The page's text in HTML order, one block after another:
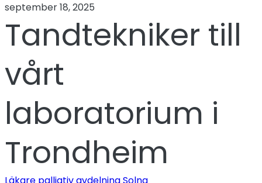
september 18, 2025
Tandtekniker till
vårt
laboratorium i
Trondheim